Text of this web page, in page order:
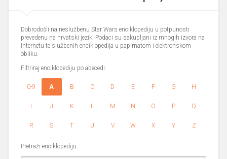
Dobrodošli na neslužbenu Star Wars enciklopediju u potpunosti
prevedenu na hrvatski jezik. Podaci su sakupljani iz mnogih izvora na
Internetu te službenih enciklopedija u papirnatom i elektronskom
obliku.
Filtriraj enciklopediju po abecedi:
0-9 A B C D E F G H
I J K L M N O P Q
R S T U V W X Y Z
Pretraži enciklopediju: